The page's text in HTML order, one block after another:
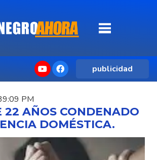
publicidad
PM
22 AÑOS CONDENADO
DOMÉSTICA.